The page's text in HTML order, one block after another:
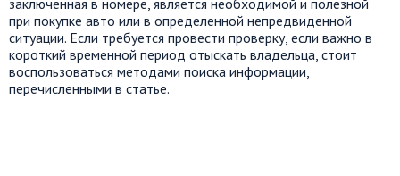
заключенная в номере, является необходимой и полезной
при покупке авто или в определенной непредвиденной
ситуации. Если требуется провести проверку, если важно в
короткий временной период отыскать владельца, стоит
воспользоваться методами поиска информации,
перечисленными в статье.